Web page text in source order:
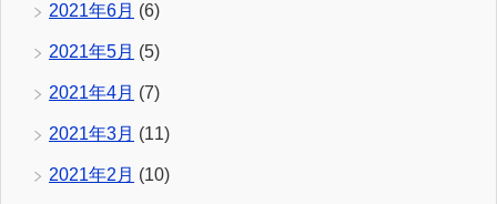
2021年6月 (6)
2021年5月 (5)
2021年4月 (7)
2021年3月 (11)
2021年2月 (10)